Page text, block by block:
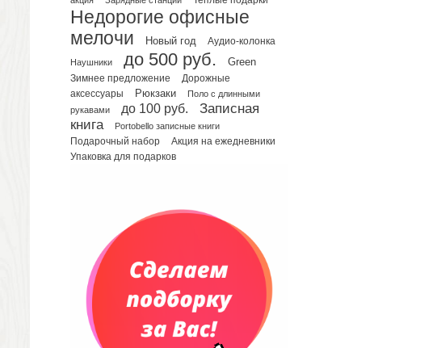
Планинги датированные
Планинги недатированные
Телефонные книжки
Еженедельники
Органайзер на ежедневник
Сумки и Рюкзаки
Рюкзаки
Конференц-сумки
Несессеры и косметички
Портфели
Чехлы для планшетов и ноутбуков
Сумка на пояс или шею
Аксессуары
Недорогие офисные
мелочи
Новый год Аудио-колонка
Наушники до 500 руб. Green
Зимнее предложение
Дорожные
аксессуары
Рюкзаки
Поло с длинными
рукавами
до 100 руб.
Записная
книга
Portobello записные книги
Подарочный набор Акция на ежедневники
Упаковка для подарков